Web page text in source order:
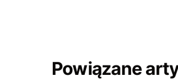
Powiązane